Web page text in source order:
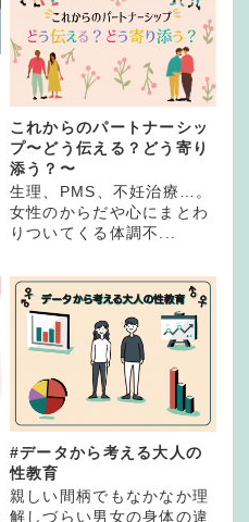
これからのパートナーシッ
プ〜どう伝える？どう寄り
添う？〜
生理、PMS、不妊治療…。
女性のからだや心にまとわ
りついてくる体調不...
#データから考える大人の
性教育
親しい間柄でもなかなか理
解しづらい男女の身体の違